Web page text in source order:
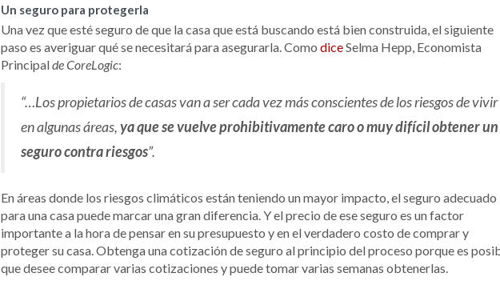
Un seguro para protegerla
Una vez que esté seguro de que la casa que está buscando está bien construida, el siguiente
paso es averiguar qué se necesitará para asegurarla. Como diceSelma Hepp, Economista
Principalde CoreLogic:
“…Los propietarios de casas van a ser cada vez más conscientes de los riesgos de vivir
en algunas áreas,ya que se vuelve prohibitivamente caro o muy difícil obtener un
seguro contra riesgos”.
En áreas donde los riesgos climáticos están teniendo un mayor impacto, el seguro adecuado
para una casa puede marcar una gran diferencia. Y el precio de ese seguro es un factor
importante a la hora de pensar en su presupuesto y en el verdadero costo de comprar y
proteger su casa. Obtenga una cotización de seguro al principio del proceso porque es
que desee comparar varias cotizaciones y puede tomar varias semanas obtenerlas.